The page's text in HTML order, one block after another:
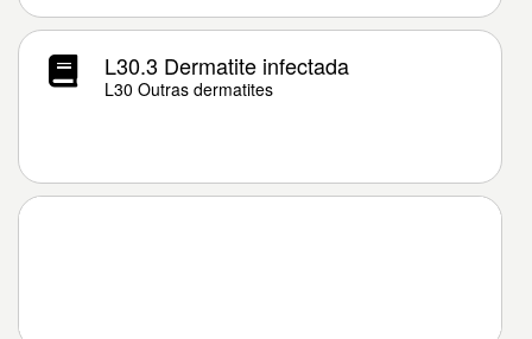
L30.3 Dermatite infectada
L30 Outras dermatites